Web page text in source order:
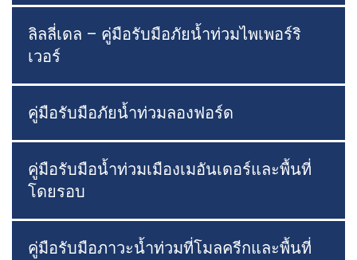
ลิลลี่เดล – คู่มือรับมือภัยน้ำท่วมไพเพอร์ริ
เวอร์
คู่มือรับมือภัยน้ำท่วมลองฟอร์ด
คู่มือรับมือน้ำท่วมเมืองเมอันเดอร์และพื้นที่
โดยรอบ
คู่มือรับมือภาวะน้ำท่วมที่โมลครีกและพื้นที่